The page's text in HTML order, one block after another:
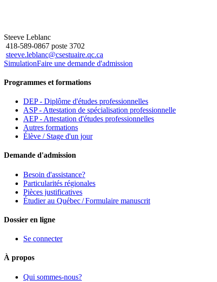
Steeve Leblanc
418-589-0867 poste 3702
steeve.leblanc@csestuaire.qc.ca
SimulationFaire une demande d'admission
Programmes et formations
DEP - Diplôme d'études professionnelles
ASP - Attestation de spécialisation professionnelle
AEP - Attestation d'études professionnelles
Autres formations
Élève / Stage d'un jour
Demande d'admission
Besoin d'assistance?
Particularités régionales
Pièces justificatives
Étudier au Québec / Formulaire manuscrit
Dossier en ligne
Se connecter
À propos
Qui sommes-nous?